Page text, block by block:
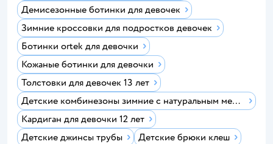
Демисезонные ботинки для девочек
Зимние кроссовки для подростков девочек
Ботинки ortek для девочки
Кожаные ботинки для девочки
Толстовки для девочек 13 лет
Детские комбинезоны зимние с натуральным мехом
Кардиган для девочки 12 лет
Детские джинсы трубы
Детские брюки клеш